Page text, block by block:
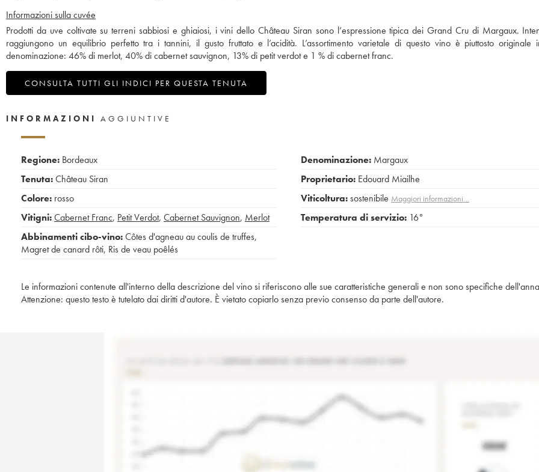
Informazioni sulla cuvée
Prodotti da uve coltivate su terreni sabbiosi e ghiaiosi, i vini dello Château Siran sono l’espressione tipica dei Grand Cru di Margaux.
raggiungono un equilibrio perfetto tra i tannini, il gusto fruttato e l’acidità. L’assortimento varietale di questo vino è piuttosto originale
denominazione: 46% di merlot, 40% di cabernet sauvignon, 13% di petit verdot e 1 % di cabernet franc.
CONSULTA TUTTI GLI INDICI PER QUESTA TENUTA
INFORMAZIONI AGGIUNTIVE
Regione: Bordeaux
Tenuta:Château Siran
Colore: rosso
Vitigni:Cabernet Franc, Petit Verdot, Cabernet Sauvignon, Merlot
Abbinamenti cibo-vino:Côtes d'agneau au coulis de truffes,
Magret de canard rôti, Ris de veau poêlés
Denominazione: Margaux
Proprietario: Edouard Miailhe
Viticoltura:sostenibile Maggiori informazioni…
Temperatura di servizio: 16°
Le informazioni contenute all'interno della descrizione del vino si riferiscono alle sue caratteristiche generali e non sono specifiche
Attenzione: questo testo è tutelato dai diritti d'autore. È vietato copiarlo senza previo consenso da parte dell'autore.